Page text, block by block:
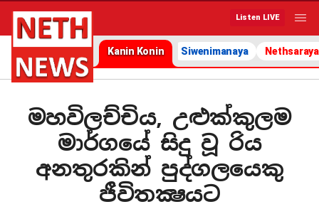
Listen LIVE
Kanin Konin Siwenimanaya Nethsaraya
මහවිලච්චිය, උළුක්කුලම
මාර්ගයේ සිදු වූ රිය
අනතුරකින් පුද්ගලයෙකු
ජීවිතක්‍ෂයට